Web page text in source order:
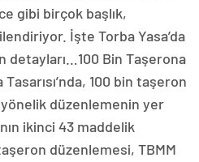
gibi birçok başlık,
İşte Torba Yasa’da
detayları…100 Bin Taşerona
100 bin taşeron
düzenlemenin yer
ikinci 43 maddelik
düzenlemesi, TBMM